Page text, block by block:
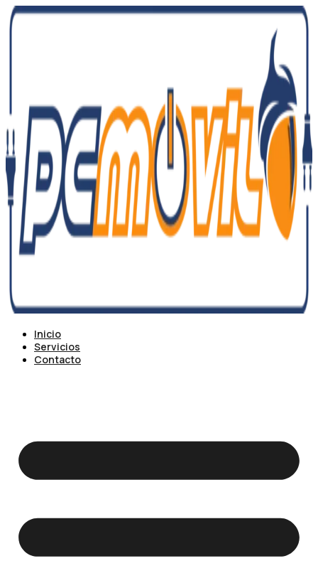
Ir
al
Inicio
Servicios
Contacto